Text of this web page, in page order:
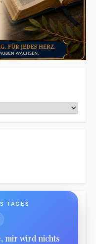
TAGES
mir wird nichts